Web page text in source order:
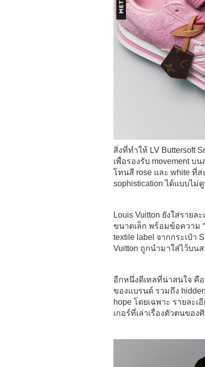
สิ่งที่ทำให้ LV Buttersoft
เพื่อรองรับ movement บ
โทนสี rose และ white ที่
sophistication ได้แบบไม่
Louis Vuitton ยังใส่ราย
ขนาดเล็ก พร้อมข้อความ
textile label จากกระเป๋า
Vuitton ถูกนำมาใส่ไว้บน
อีกหนึ่งดีเทลที่น่าสนใจ คือ
ของแบรนด์ รวมถึง
hope โดยเฉพาะ รายละ
เกอร์ที่เล่าเรื่องตัวตนขอ